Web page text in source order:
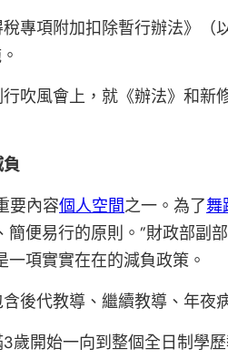
專項附加扣除暫行辦法》
吹風會上，就《辦法》和
要內容個人空間之一。為了舞
便易行的原則。”財政部副
項實實在在的減負政策。
後代教導、繼續教導、年夜
歲開始一向到整個全日制學